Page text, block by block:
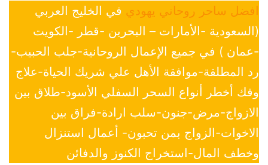
افضل ساحر روحاني يهودي في الخليج العربي
(السعودية -الأمارات – البحرين -قطر -الكويت
-عمان ) في جميع الإعمال الروحانية-جلب الحبيب-
رد المطلقة-موافقة الأهل علي شريك الحياة-علاج
وفك أخطر أنواع السحر السفلي الأسود-طلاق بين
الازواج-مرض-جنون-سلب ارادة-فراق بين
الاخوات-الزواج بمن تحبون- أعمال استنزال
وخطف المال-استخراج الكنوز والدفائن